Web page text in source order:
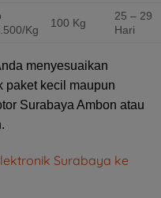
Kg
100 Kg
25 – 29
Hari
menyesuaikan
paket kecil maupun
Surabaya Ambon atau
Surabaya ke